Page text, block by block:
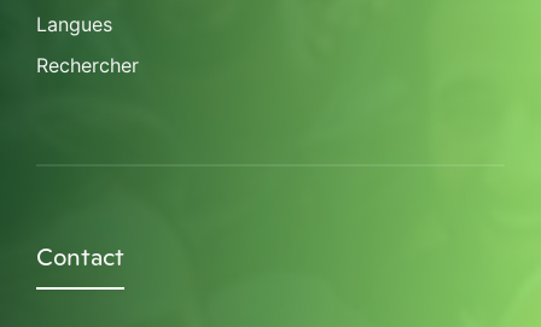
Langues
Rechercher
Contact